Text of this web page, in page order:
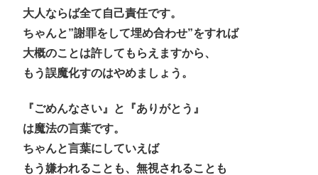
大人ならば全て自己責任です。
ちゃんと”謝罪をして埋め合わせ”をすれば
大概のことは許してもらえますから、
もう誤魔化すのはやめましょう。
『ごめんなさい』と『ありがとう』
は魔法の言葉です。
ちゃんと言葉にしていえば
もう嫌われることも、無視されることも